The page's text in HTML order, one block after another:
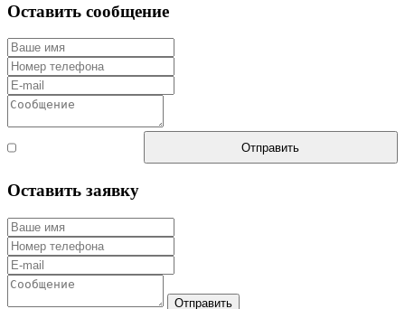
Оставить сообщение
Отправить
Оставить заявку
Отправить